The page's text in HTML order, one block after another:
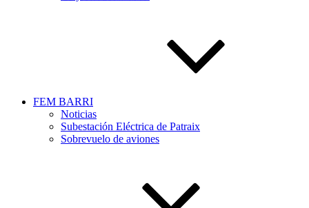
FEM BARRI
Noticias
Subestación Eléctrica de Patraix
Sobrevuelo de aviones